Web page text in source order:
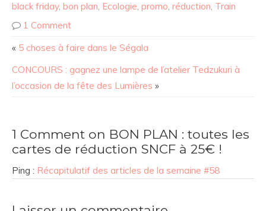
black friday, bon plan, Ecologie, promo, réduction, Train
1 Comment
« 5 choses à faire dans le Ségala
CONCOURS : gagnez une lampe de l’atelier Tedzukuri à
l’occasion de la fête des Lumières »
1 Comment on BON PLAN : toutes les
cartes de réduction SNCF à 25€ !
Ping : Récapitulatif des articles de la semaine #58